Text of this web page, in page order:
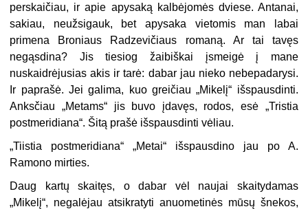
perskaičiau, ir apie apysa­ką kalbėjomės dviese. Antanai,
sakiau, neužsigauk, bet apysaka vieto­mis man labai
primena Broniaus Radzevičiaus romaną. Ar tai tavęs
negąsdina? Jis tiesiog žaibiškai įsmeigė į mane
nuskaidrėjusias akis ir tarė: dabar jau nieko nebepadarysi.
Ir paprašė. Jei galima, kuo greičiau „Mikelį“ išspausdinti.
Anksčiau „Metams“ jis buvo įdavęs, rodos, esė „Tristia
postmeridiana“. Šitą prašė išspausdinti vėliau.
„Tiistia postmeridiana“ „Metai“ išspausdino jau po A.
Ramono mirties.
Daug kartų skaitęs, o dabar vėl naujai skaitydamas
„Mikelį“, nega­lėjau atsikratyti anuometinės mūsų šnekos,